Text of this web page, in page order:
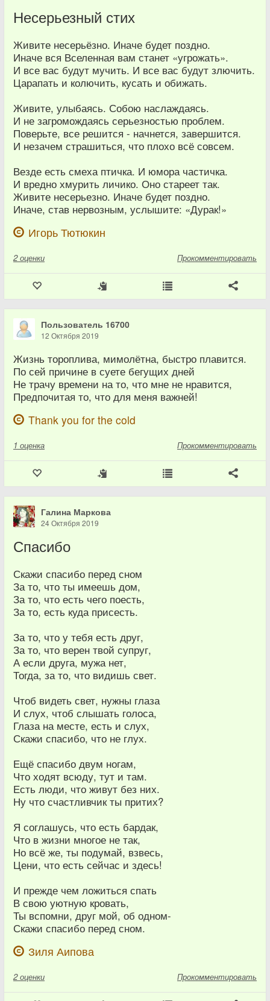
Несерьезный стих
Живите несерьёзно. Иначе будет поздно.
Иначе вся Вселенная вам станет «угрожать».
И все вас будут мучить. И все вас будут злючить.
Царапать и колючить, кусать и обижать.
Живите, улыбаясь. Собою наслаждаясь.
И не загромождаясь серьезностью проблем.
Поверьте, все решится - начнется, завершится.
И незачем страшиться, что плохо всё совсем.
Везде есть смеха птичка. И юмора частичка.
И вредно хмурить личико. Оно стареет так.
Живите несерьезно. Иначе будет поздно.
Иначе, став нервозным, услышите: «Дурак!»
Игорь Тютюкин
2 оценки Прокомментировать
Пользователь 16700
12 Октября 2019
Жизнь тороплива, мимолётна, быстро плавится.
По сей причине в суете бегущих дней
Не трачу времени на то, что мне не нравится,
Предпочитая то, что для меня важней!
Thank you for the cold
1 оценка Прокомментировать
Галина Маркова
24 Октября 2019
Спасибо
Скажи спасибо перед сном
За то, что ты имеешь дом,
За то, что есть чего поесть,
За то, есть куда присесть.
За то, что у тебя есть друг,
За то, что верен твой супруг,
А если друга, мужа нет,
Тогда, за то, что видишь свет.
Чтоб видеть свет, нужны глаза
И слух, чтоб слышать голоса,
Глаза на месте, есть и слух,
Скажи спасибо, что не глух.
Ещё спасибо двум ногам,
Что ходят всюду, тут и там.
Есть люди, что живут без них.
Ну что счастливчик ты притих?
Я соглашусь, что есть бардак,
Что в жизни многое не так,
Но всё же, ты подумай, взвесь,
Цени, что есть сейчас и здесь!
И прежде чем ложиться спать
В свою уютную кровать,
Ты вспомни, друг мой, об одном-
Скажи спасибо перед сном.
Зиля Аипова
2 оценки Прокомментировать